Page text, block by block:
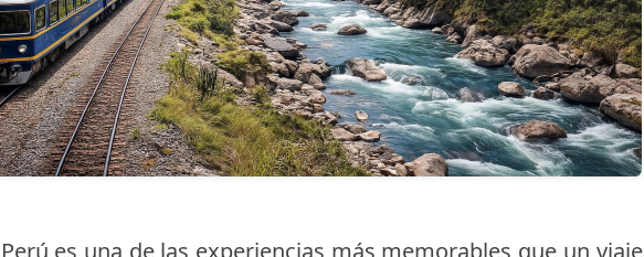
es una de las experiencias más memorables que un